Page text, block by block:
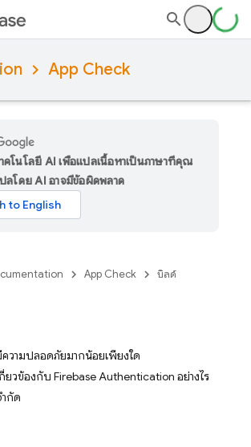
App Check
โนโลยี AI เพื่อแปลเนื้อหาเป็นภาษาที่คุณ
ลโดย AI อาจมีข้อผิดพลาด
App Check บิลด์
วามปลอดภัยมากน้อยเพียงใด
ยวข้องกับ Firebase Authentication อย่างไร
กัด